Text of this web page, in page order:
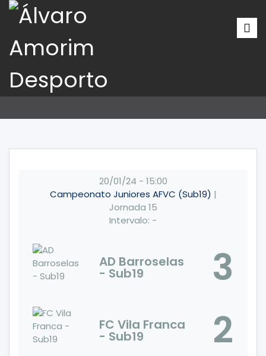
20/01/24 - 15:00
Campeonato Juniores AFVC (Sub19) |
Jornada 15
Intervalo: -
AD Barroselas
- Sub19 3
FC Vila Franca
- Sub19 2